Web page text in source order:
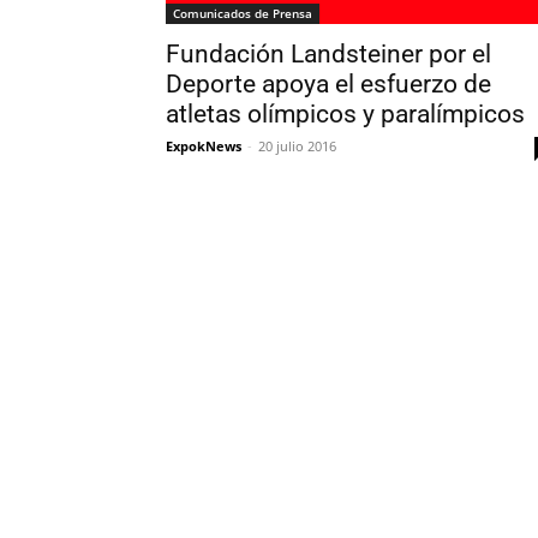
Comunicados de Prensa
Fundación Landsteiner por el
Deporte apoya el esfuerzo de
atletas olímpicos y paralímpicos
ExpokNews - 20 julio 2016